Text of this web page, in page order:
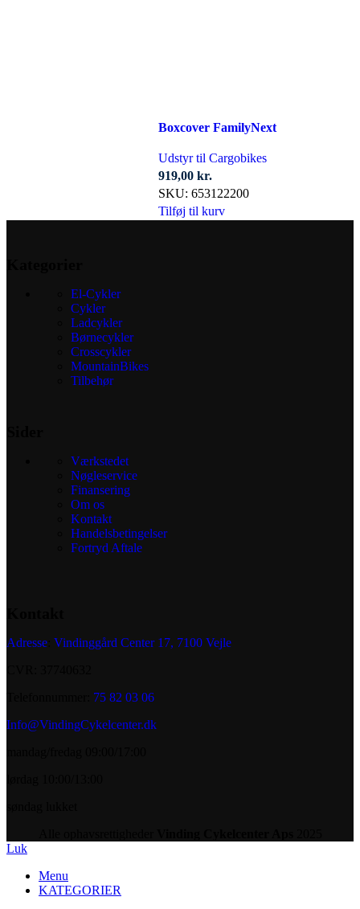
Boxcover FamilyNext
Udstyr til Cargobikes
919,00 kr.
SKU: 653122200
Tilføj til kurv
El-Cykler
Cykler
Ladcykler
Børnecykler
Crosscykler
MountainBikes
Tilbehør
Værkstedet
Nøgleservice
Finansering
Om os
Kontakt
Handelsbetingelser
Fortryd Aftale
Adresse Vindinggård Center 17, 7100 Vejle
75 82 03 06
Info@VindingCykelcenter.dk
Luk
Menu
KATEGORIER